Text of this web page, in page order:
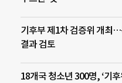
기후부 제1차 검증위 개최
결과 검토
18개국 청소년 300명, ‘기